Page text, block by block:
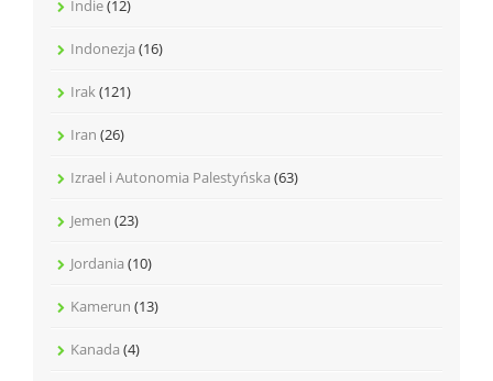
Indie(12)
Indonezja (16)
Irak(121)
Iran (26)
Izrael i Autonomia Palestyńska (63)
Jemen (23)
Jordania (10)
Kamerun (13)
Kanada (4)